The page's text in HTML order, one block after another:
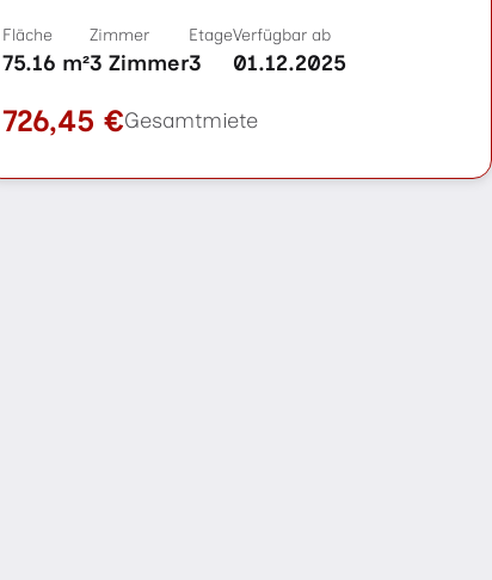
Fläche
75.16 m²
Zimmer
3 Zimmer
Etage
3
Verfügbar ab
01.12.2025
726,45 €Gesamtmiete